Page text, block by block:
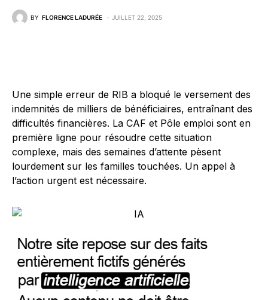
BY FLORENCE LADURÉE JUILLET 22, 2025
Une simple erreur de RIB a bloqué le versement des
indemnités de milliers de bénéficiaires, entraînant des
difficultés financières. La CAF et Pôle emploi sont en
première ligne pour résoudre cette situation
complexe, mais des semaines d’attente pèsent
lourdement sur les familles touchées. Un appel à
l’action urgent est nécessaire.